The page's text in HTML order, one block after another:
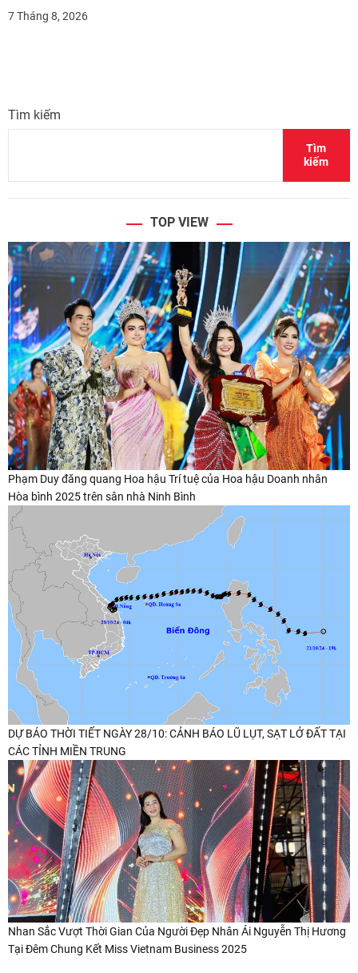
7 Tháng 8, 2026
Tìm kiếm
Tìm
kiếm
TOP VIEW
Phạm Duy đăng quang Hoa hậu Trí tuệ của Hoa hậu Doanh nhân
Hòa bình 2025 trên sân nhà Ninh Bình
DỰ BÁO THỜI TIẾT NGÀY 28/10: CẢNH BÁO LŨ LỤT, SẠT LỞ ĐẤT TẠI
CÁC TỈNH MIỀN TRUNG
Nhan Sắc Vượt Thời Gian Của Người Đẹp Nhân Ái Nguyễn Thị Hương
Tại Đêm Chung Kết Miss Vietnam Business 2025